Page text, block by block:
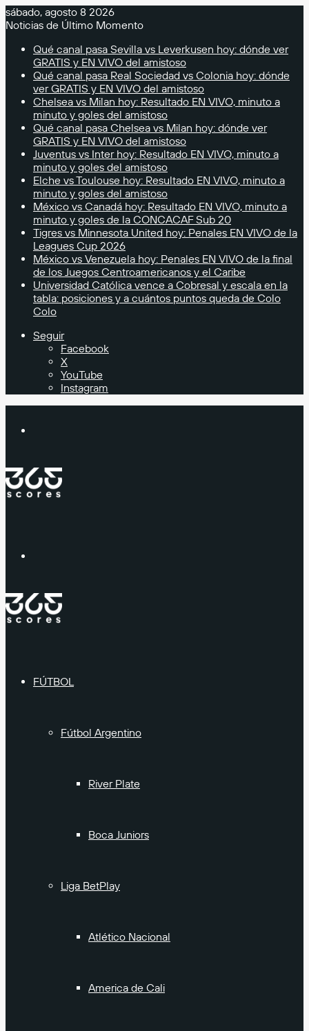
sábado, agosto 8 2026
Noticias de Último Momento
Qué canal pasa Sevilla vs Leverkusen hoy: dónde ver
GRATIS y EN VIVO del amistoso
Qué canal pasa Real Sociedad vs Colonia hoy: dónde
ver GRATIS y EN VIVO del amistoso
Chelsea vs Milan hoy: Resultado EN VIVO, minuto a
minuto y goles del amistoso
Qué canal pasa Chelsea vs Milan hoy: dónde ver
GRATIS y EN VIVO del amistoso
Juventus vs Inter hoy: Resultado EN VIVO, minuto a
minuto y goles del amistoso
Elche vs Toulouse hoy: Resultado EN VIVO, minuto a
minuto y goles del amistoso
México vs Canadá hoy: Resultado EN VIVO, minuto a
minuto y goles de la CONCACAF Sub 20
Tigres vs Minnesota United hoy: Penales EN VIVO de la
Leagues Cup 2026
México vs Venezuela hoy: Penales EN VIVO de la final
de los Juegos Centroamericanos y el Caribe
Universidad Católica vence a Cobresal y escala en la
tabla: posiciones y a cuántos puntos queda de Colo
Colo
Seguir
Facebook
X
YouTube
Instagram
FÚTBOL
Fútbol Argentino
River Plate
Boca Juniors
Liga BetPlay
Atlético Nacional
America de Cali